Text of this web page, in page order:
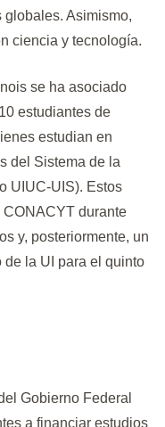
Asimismo,
ciencia y tecnología.
se ha asociado
estudiantes de
estudian en
del Sistema de la
UIUC-UIS). Estos
durante
y, posteriormente, un
la UI para el quinto
Gobierno Federal
a financiar estudios